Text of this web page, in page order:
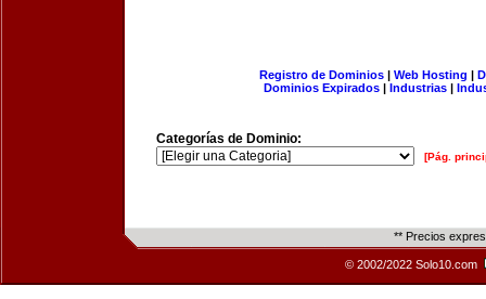
Registro de Dominios| Web Hosting |
Dominios Expirados | Industrias |
Categorías de Dominio:
[Pág.
** Precios
© 2002/2022 Solo10.com